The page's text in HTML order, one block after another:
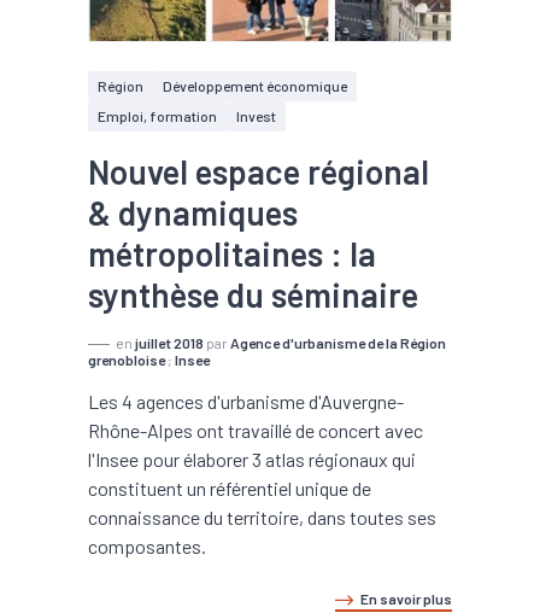
Région
Développement économique
Emploi, formation
Invest
Nouvel espace régional
& dynamiques
métropolitaines : la
synthèse du séminaire
en juillet 2018 par Agence d'urbanisme de la Région
grenobloise; Insee
Les 4 agences d'urbanisme d'Auvergne-
Rhône-Alpes ont travaillé de concert avec
l'Insee pour élaborer 3 atlas régionaux qui
constituent un référentiel unique de
connaissance du territoire, dans toutes ses
composantes.
En savoir plus